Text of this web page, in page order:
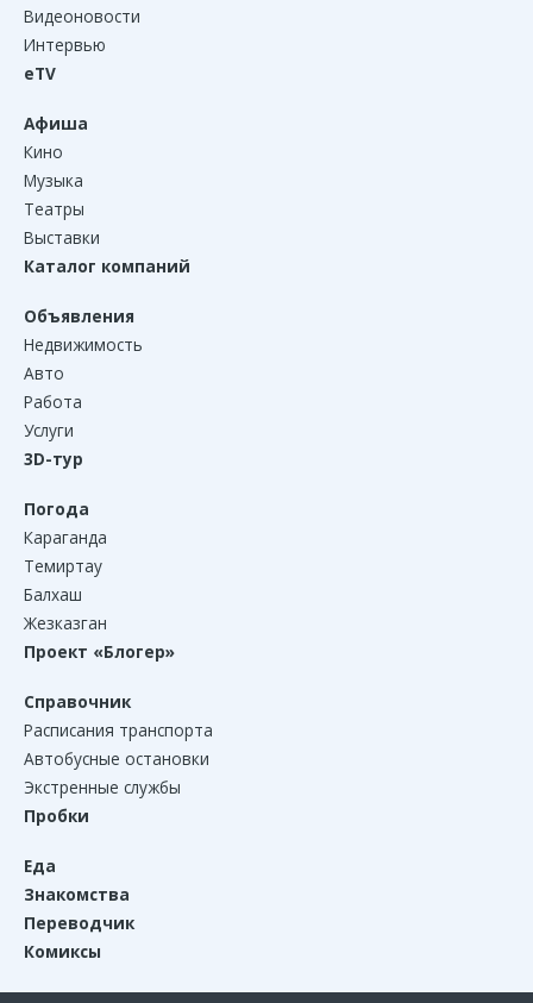
Видеоновости
Интервью
eTV
Афиша
Кино
Музыка
Театры
Выставки
Каталог компаний
Объявления
Недвижимость
Авто
Работа
Услуги
3D-тур
Погода
Караганда
Темиртау
Балхаш
Жезказган
Проект «Блогер»
Справочник
Расписания транспорта
Автобусные остановки
Экстренные службы
Пробки
Еда
Знакомства
Переводчик
Комиксы